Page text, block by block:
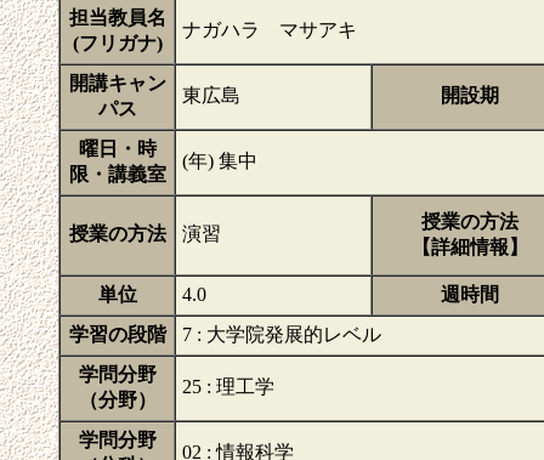
担当教員名
(フリガナ)
ナガハラ マサアキ
開講キャン
パス
東広島 開設期
曜日・時
限・講義室
(年) 集中
授業の方法 演習
授業の方法
【詳細情報】
単位 4.0
週時間
学習の段階
7 : 大学院発展的レベル
学問分野
（分野）
25 : 理工学
学問分野
02 : 情報科学